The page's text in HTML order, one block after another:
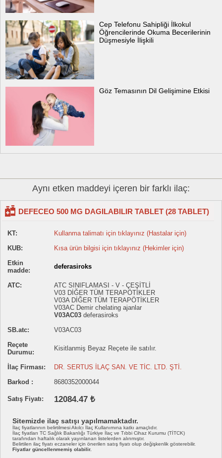
Cep Telefonu Sahipliği İlkokul
Öğrencilerinde Okuma Becerilerinin
Düşmesiyle İlişkili
Göz Temasının Dil Gelişimine Etkisi
Aynı etken maddeyi içeren bir farklı ilaç:
DEFECEO 500 MG DAGILABILIR TABLET (28 TABLET)
KT:
Kullanma talimatı için tıklayınız (Hastalar için)
KUB:
Kısa ürün bilgisi için tıklayınız (Hekimler için)
Etkin
madde:
deferasiroks
ATC:
ATC SINIFLAMASI - V - ÇEŞİTLİ
V03 DİĞER TÜM TERAPÖTİKLER
V03A DİĞER TÜM TERAPÖTİKLER
V03AC Demir chelating ajanlar
V03AC03 deferasiroks
SB.atc:
V03AC03
Reçete
Durumu:
Kisitlanmiş Beyaz Reçete ile satılır.
İlaç Firması:
DR. SERTUS İLAÇ SAN. VE TİC. LTD. ŞTİ.
Barkod :
8680352000044
Satış Fiyatı: 12084.47 ₺
Sitemizde ilaç satışı yapılmamaktadır.
İlaç fiyatlarının belirtilmesi Akılcı İlaç Kullanımına katkı amaçlıdır.
İlaç fiyatları TC Sağlık Bakanlığı Türkiye İlaç ve Tıbbi Cihaz Kurumu (TİTCK)
tarafından haftalık olarak yayınlanan listelerden alınmıştır.
Belirtilen ilaç fiyatı eczaneler için önerilen satış fiyatı olup değişkenlik gösterebilir.
Fiyatlar güncellenmemiş olabilir.